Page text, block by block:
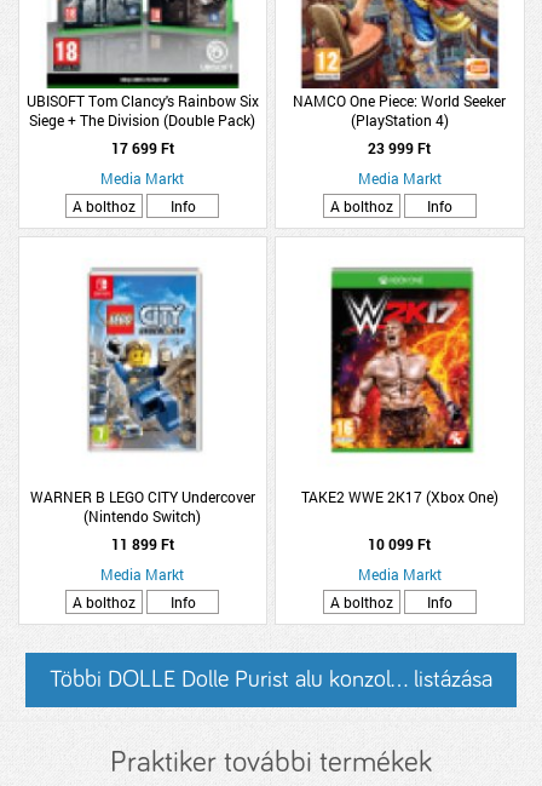
UBISOFT Tom Clancy's Rainbow Six
Siege + The Division (Double Pack)
(Xbox One)
17 699 Ft
Media Markt
A bolthoz
Info
NAMCO One Piece: World Seeker
(PlayStation 4)
23 999 Ft
Media Markt
A bolthoz
Info
WARNER B LEGO CITY Undercover
(Nintendo Switch)
11 899 Ft
Media Markt
A bolthoz
Info
TAKE2 WWE 2K17 (Xbox One)
10 099 Ft
Media Markt
A bolthoz
Info
Többi DOLLE Dolle Purist alu konzol... listázása
Praktiker további termékek